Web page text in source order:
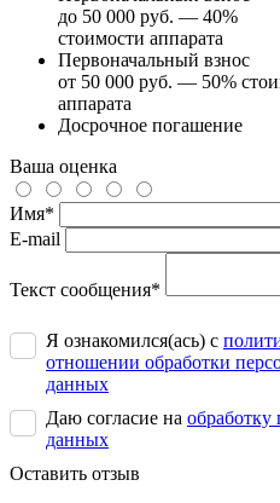
до 50 000 руб. — 40%
стоимости аппарата
Первоначальный взнос
от 50 000 руб. — 50%
аппарата
Досрочное погашение
Ваша оценка
Имя*
E-mail
Текст сообщения*
Я ознакомился(ась) с
отношении обработки
данных
Даю согласие на обработку
данных
Оставить отзыв